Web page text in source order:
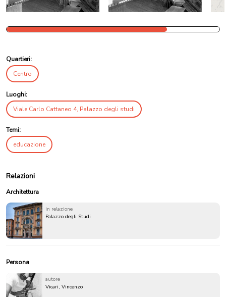
Quartieri:
Centro
Luoghi:
Viale Carlo Cattaneo 4, Palazzo degli studi
Temi:
educazione
Relazioni
Architettura
in relazione
Palazzo degli Studi
Persona
autore
Vicari, Vincenzo